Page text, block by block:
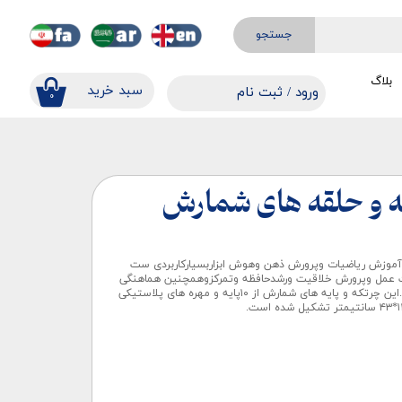
جستجو
۰ ​​سبد خرید ورود / ثبت نام
سفارشات
خروج از حساب کاربری
بلاگ
و حلقه های شمارش
آموزش ریاضیات وپرورش ذهن وهوش ابزاربسیارکاربردی ست
عمل وپرورش خلاقیت ورشدحافظه وتمرکزوهمچنین هماهنگی
چشم ودست ومغزتاثیرچشمگیری دارند.این چرتکه و پایه های شمارش از ۱۰پایه و مهره های پلاستیکی